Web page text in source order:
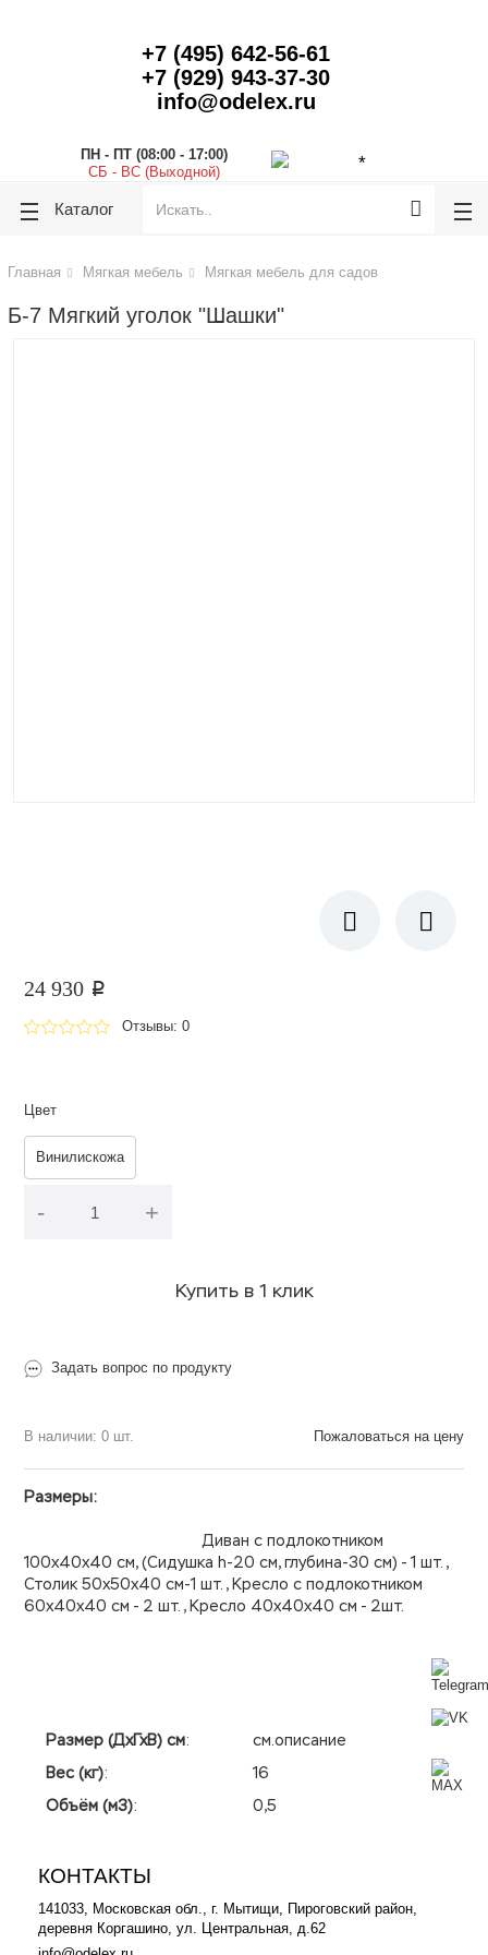
+7 (495) 642-56-61
+7 (929) 943-37-30
info@odelex.ru
ПН - ПТ (08:00 - 17:00)
СБ - ВС (Выходной)
Каталог
Главная Мягкая мебель Мягкая мебель для садов
Б-7 Мягкий уголок "Шашки"
24 930 p
Отзывы: 0
Цвет
Винилискожа
- +
Купить в 1 клик
Задать вопрос по продукту
В наличии: 0 шт. Пожаловаться на цену
Размеры:
Диван с подлокотником
100х40х40 см, (Сидушка h-20 см, глубина-30 см) - 1 шт.,
Столик 50х50х40 см-1 шт., Кресло с подлокотником
60х40х40 см - 2 шт., Кресло 40х40х40 см - 2шт.
Размер (ДхГхВ) см:
см.описание
Вес (кг):
16
Объём (м3): 0,5
КОНТАКТЫ
141033, Московская обл., г. Мытищи, Пироговский район,
деревня Коргашино, ул. Центральная, д.62